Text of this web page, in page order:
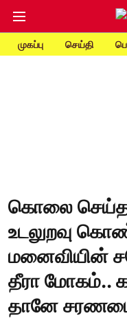
முகப்பு செய்தி
கொலை செய்த
உடலுறவு
மனைவியின்
தீரா மோகம்..
தானே